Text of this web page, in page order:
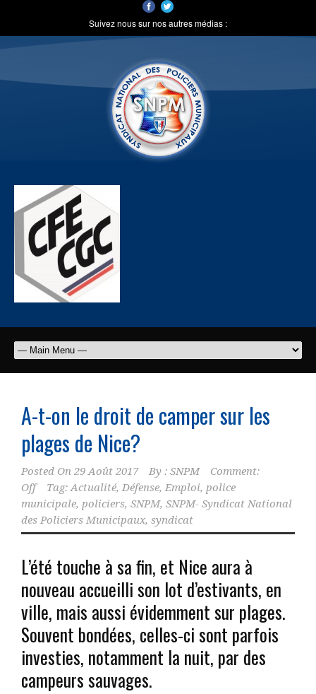
Suivez nous sur nos autres médias :
A-t-on le droit de camper sur les
plages de Nice?
Posted On 29 Août 2017 By : SNPM
Comment:
Off
Tag:Actualité, Défense, Emploi, police
municipale, policiers, SNPM, SNPM- Syndicat National
des Policiers Municipaux, syndicat
L’été touche à sa fin, et Nice aura à
nouveau accueilli son lot d’estivants, en
ville, mais aussi évidemment sur plages.
Souvent bondées, celles-ci sont parfois
investies, notamment la nuit, par des
campeurs sauvages.